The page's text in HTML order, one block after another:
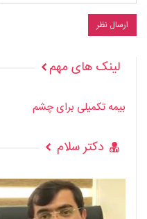
لینک های مهم
بیمه تکمیلی برای چشم
دکتر سلام